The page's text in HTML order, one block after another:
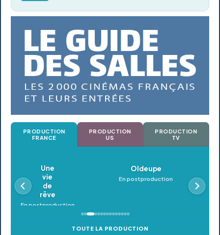
PRODUCTION
FRANCE
PRODUCTION
US
PRODUCTION
TV
TOUTE LA PRODUCTION